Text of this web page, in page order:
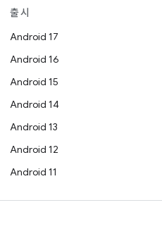
출시
Android 17
Android 16
Android 15
Android 14
Android 13
Android 12
Android 11